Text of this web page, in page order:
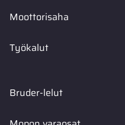
Moottorisaha
Työkalut
Bruder-lelut